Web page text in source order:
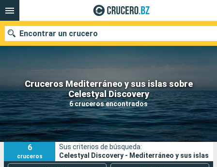
Cruceros Mediterráneo y sus islas sobre
Celestyal Discovery
6 cruceros encontrados
Encontrar un crucero
Nuestros destinos
Fecha de salida
Puertos Compañías
Buscar
6
cruceros
Sus criterios de búsqueda:
Celestyal Discovery - Mediterráneo y sus islas